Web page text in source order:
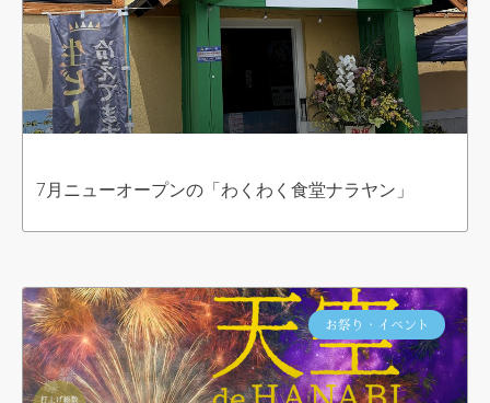
7月ニューオープンの「わくわく食堂ナラヤン」
お祭り・イベント